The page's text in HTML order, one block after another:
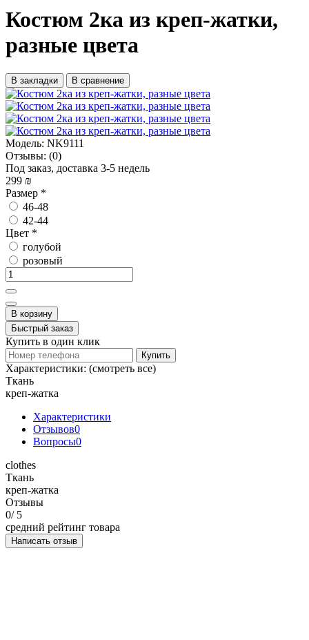
Костюм 2ка из креп-жатки,
разные цвета
В закладки В сравнение
Модель: NK9111
Отзывы: (0)
Под заказ, доставка 3-5 недель
299 ₪
Размер *
46-48
42-44
Цвет *
голубой
розовый
В корзину
Быстрый заказ
Купить в один клик
Купить
Характеристики: (смотреть все)
Ткань
креп-жатка
Характеристики
Отзывов0
Вопросы0
clothes
Ткань
креп-жатка
Отзывы
0/ 5
средний рейтинг товара
Написать отзыв